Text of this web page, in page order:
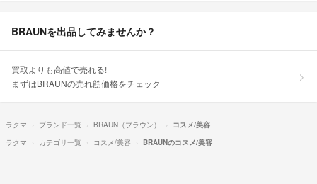
BRAUNを出品してみませんか？
買取よりも高値で売れる!
まずはBRAUNの売れ筋価格をチェック
ラクマ ブランド一覧 BRAUN（ブラウン）
コスメ/美容
ラクマ
カテゴリ一覧 コスメ/美容 BRAUNのコスメ/美容